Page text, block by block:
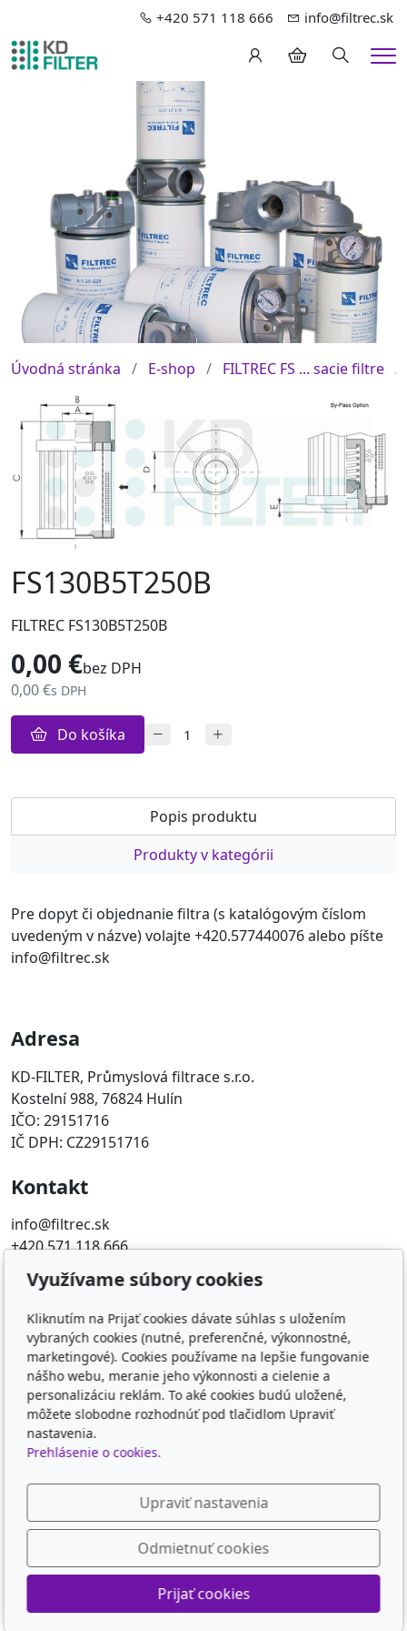
+420 571 118 666 info@filtrec.sk
Hledání
Úvodná stránka E-shop FILTREC FS ... sacie filtre
FS130B5T250B
FILTREC FS130B5T250B
0,00 €bez DPH
0,00 €s DPH
Do košíka
Popis produktu
Produkty v kategórii
Pre dopyt či objednanie filtra (s katalógovým číslom
uvedeným v názve) volajte +420.577440076 alebo píšte
info@filtrec.sk
Adresa
KD-FILTER, Průmyslová filtrace s.r.o.
Kostelní 988, 76824 Hulín
IČO: 29151716
IČ DPH: CZ29151716
Kontakt
info@filtrec.sk
+420 571 118 666
Obľúbené odkazy
FILTR-FILTRY.CZ
FILTER-FILTERS.EU
KD-FILTER
KD-FILTER, Průmyslová filtrace s.r.o. - HYDRAULICKÉ
FILTRY, PRŮM
Sledujte nás
© 2026KD-FILTER, Průmyslová filtrace s.r.o.
PoháňanýinPages AI
Využívame súbory cookies
Kliknutím na Prijať cookies dávate súhlas s uložením
vybraných cookies (nutné, preferenčné, výkonnostné,
marketingové). Cookies používame na lepšie fungovanie
nášho webu, meranie jeho výkonnosti a cielenie a
personalizáciu reklám. To aké cookies budú uložené,
môžete slobodne rozhodnúť pod tlačidlom Upraviť
nastavenia.
Prehlásenie o cookies.
Upraviť nastavenia
Odmietnuť cookies
Prijať cookies